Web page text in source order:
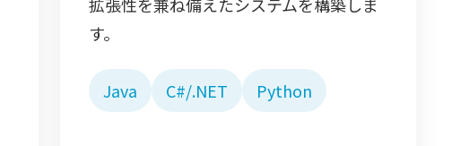
す。
Java C#/.NET Python